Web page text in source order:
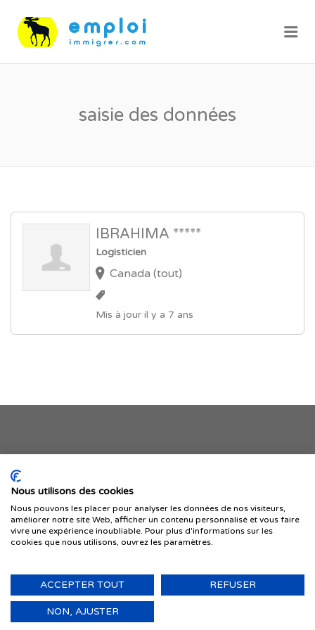
saisie des données
IBRAHIMA *****
Logisticien
Canada (tout)
Mis à jour il y a 7 ans
Je publie mon offre
© 1999-2026 IMMIGRER.COM INC. — TOUS DROITS RÉSERVÉS
Nous utilisons des cookies
Nous pouvons les placer pour analyser les données de nos visiteurs,
améliorer notre site Web, afficher un contenu personnalisé et vous faire
vivre une expérience inoubliable. Pour plus d'informations sur les
cookies que nous utilisons, ouvrez les paramètres.
ACCEPTER TOUT REFUSER
NON, AJUSTER